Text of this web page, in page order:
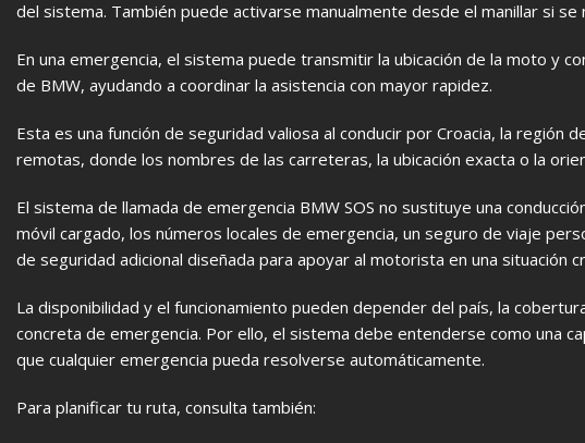
del sistema. También puede activarse manualmente desde el manillar si se
En una emergencia, el sistema puede transmitir la ubicación de la moto y
de BMW, ayudando a coordinar la asistencia con mayor rapidez.
Esta es una función de seguridad valiosa al conducir por Croacia, la región
remotas, donde los nombres de las carreteras, la ubicación exacta o la
El sistema de llamada de emergencia BMW SOS no sustituye una
móvil cargado, los números locales de emergencia, un seguro de viaje
de seguridad adicional diseñada para apoyar al motorista en una situación
La disponibilidad y el funcionamiento pueden depender del país, la
concreta de emergencia. Por ello, el sistema debe entenderse como una
que cualquier emergencia pueda resolverse automáticamente.
Para planificar tu ruta, consulta también: